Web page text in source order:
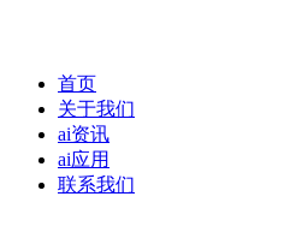
首页
关于我们
ai资讯
ai应用
联系我们